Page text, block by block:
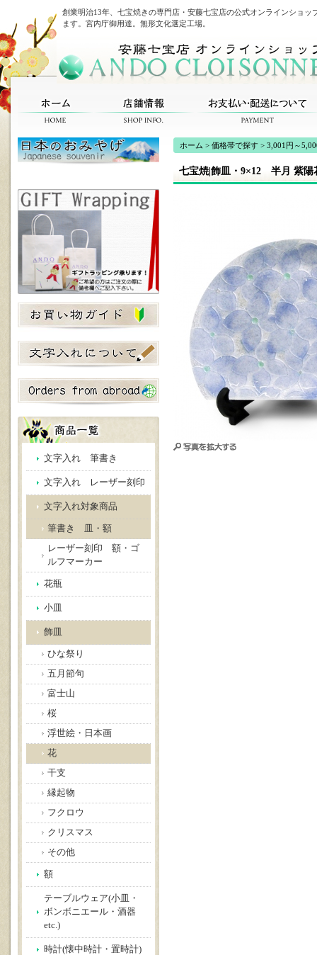
創業明治13年、七宝焼きの専門店・安藤七宝店の公式オンラインショ
ます。宮内庁御用達。無形文化選定工場。
文字入れ 筆書き
文字入れ レーザー刻印
文字入れ対象商品
筆書き 皿・額
レーザー刻印 額・ゴ
ルフマーカー
花瓶
小皿
飾皿
ひな祭り
五月節句
富士山
桜
浮世絵・日本画
花
干支
縁起物
フクロウ
クリスマス
その他
額
テーブルウェア(小皿・
ボンボニエール・酒器
etc.)
時計(懐中時計・置時計)
ホーム > 価格帯で探す > 3,001円～
七宝焼|飾皿・9×12 半月 紫